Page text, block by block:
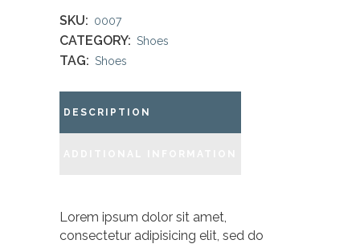
Cups
quantity
SKU: 0007
CATEGORY: Shoes
TAG: Shoes
DESCRIPTION
Lorem ipsum dolor sit amet,
consectetur adipisicing elit, sed do